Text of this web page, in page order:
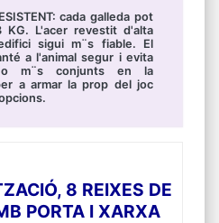
cada galleda pot
KG. L'acer revestit d'alta
sigui m¨s fiable. El
a l'animal segur i evita
m¨s conjunts en la
a armar la prop del joc
8 REIXES DE
PORTA I XARXA